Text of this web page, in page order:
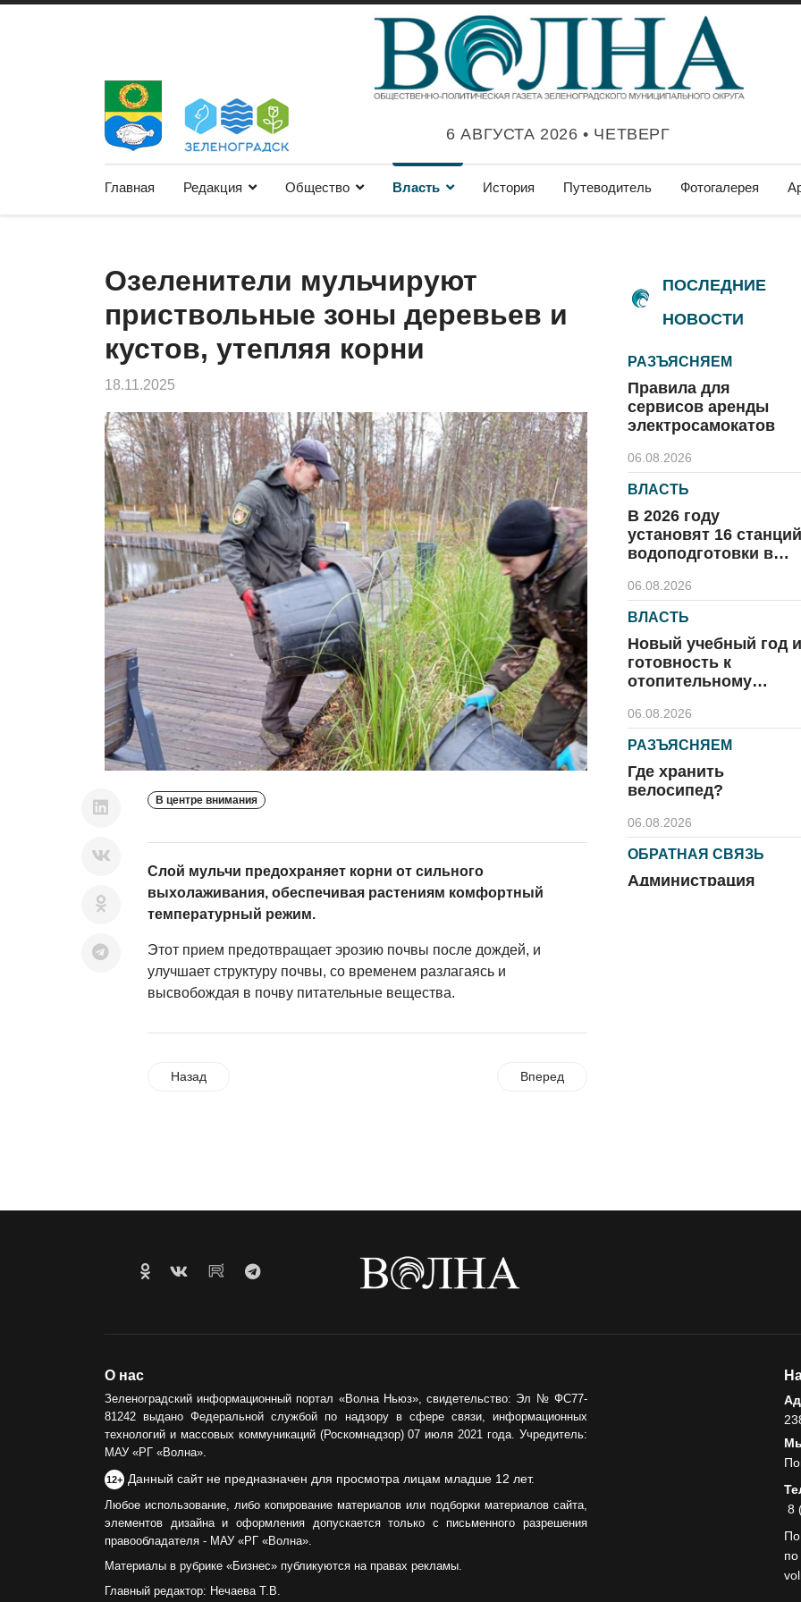
6 АВГУСТА 2026 • ЧЕТВЕРГ
Главная Редакция Общество Власть История Путеводитель Фотогалерея
Озеленители мульчируют
приствольные зоны деревьев и
кустов, утепляя корни
18.11.2025
В центре внимания
Слой мульчи предохраняет корни от сильного
выхолаживания, обеспечивая растениям комфортный
температурный режим.
Этот прием предотвращает эрозию почвы после дождей, и
улучшает структуру почвы, со временем разлагаясь и
высвобождая в почву питательные вещества.
Назад Вперед
ПОСЛЕДНИЕ
НОВОСТИ
РАЗЪЯСНЯЕМ
Правила для
сервисов аренды
электросамокатов
06.08.2026
ВЛАСТЬ
В 2026 году
установят 16 станций
водоподготовки в
06.08.2026
ВЛАСТЬ
Новый учебный год и
готовность к
отопительному
06.08.2026
РАЗЪЯСНЯЕМ
Где хранить
велосипед?
06.08.2026
ОБРАТНАЯ СВЯЗЬ
Администрация
О нас
Зеленоградский информационный портал «Волна Ньюз», свидетельство: Эл № ФС77-
81242 выдано Федеральной службой по надзору в сфере связи, информационных
технологий и массовых коммуникаций (Роскомнадзор) 07 июля 2021 года. Учредитель:
МАУ «РГ «Волна».
12+ Данный сайт не предназначен для просмотра лицам младше 12 лет.
Любое использование, либо копирование материалов или подборки материалов сайта,
элементов дизайна и оформления допускается только с письменного разрешения
правообладателя - МАУ «РГ «Волна».
Материалы в рубрике «Бизнес» публикуются на правах рекламы.
Главный редактор: Нечаева Т.В.
8